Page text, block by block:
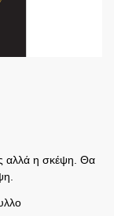
αλλά η σκέψη. Θα